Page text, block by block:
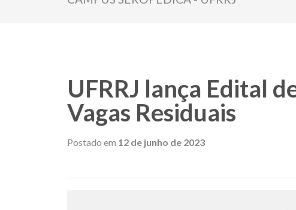
UFRRJ lança Edital
Vagas Residuais
Postado em 12 de junho de 2023